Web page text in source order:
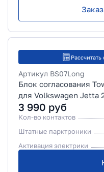
Артикул BS07Long
Блок согласования
для Volkswagen Jetta
3 990 руб
Кол-во контактов
Штатные парктроники
Активация электрики